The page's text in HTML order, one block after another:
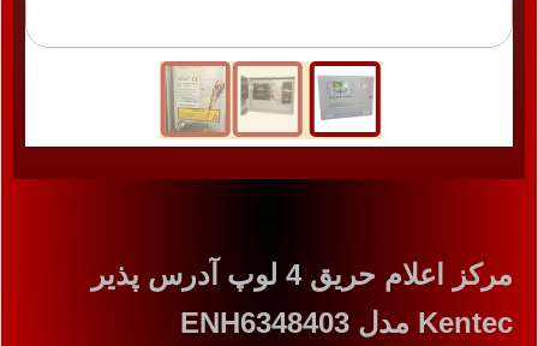
مرکز اعلام حریق 4 لوپ آدرس پذیر
Kentec مدل ENH6348403